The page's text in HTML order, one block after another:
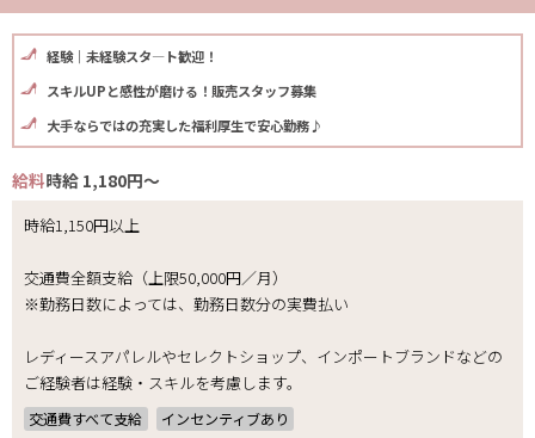
経験｜未経験スタ―ト歓迎！
スキルUPと感性が磨ける！販売スタッフ募集
大手ならではの充実した福利厚生で安心勤務♪
給料時給 1,180円～
時給1,150円以上
交通費全額支給（上限50,000円／月）
※勤務日数によっては、勤務日数分の実費払い
レディースアパレルやセレクトショップ、インポートブランドなどの
ご経験者は経験・スキルを考慮します。
交通費すべて支給 インセンティブあり